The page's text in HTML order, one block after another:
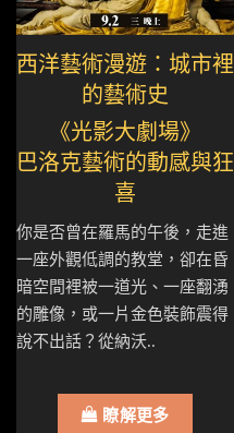
西洋藝術漫遊：城市裡
的藝術史
《光影大劇場》
巴洛克藝術的動感與狂
喜
你是否曾在羅馬的午後，走進
一座外觀低調的教堂，卻在昏
暗空間裡被一道光、一座翻湧
的雕像，或一片金色裝飾震得
說不出話？從納沃..
瞭解更多